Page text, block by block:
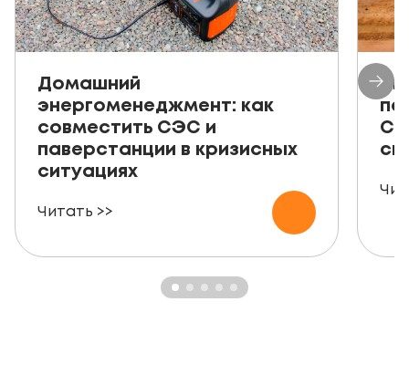
Домашний
энергоменеджмент: как
совместить СЭС и
паверстанции в кризисных
ситуациях
Читать >>